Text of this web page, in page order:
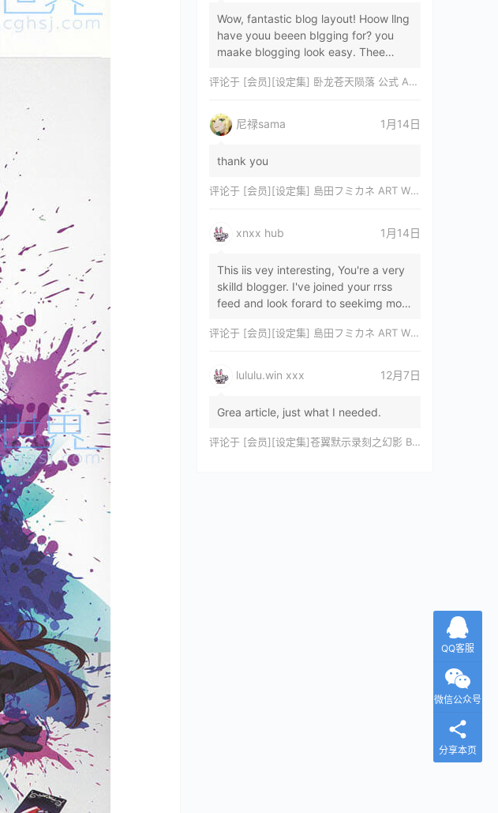
Wow, fantastic blog layout! Hoow llng
have youu beeen blgging for? you
maake blogging look easy. Thee
magnificent, let…
评论于 [会员][设定集] 卧龙苍天陨落 公式 ARTWORKS[DL]
尼禄sama 1月14日
thank you
评论于 [会员][设定集] 島田フミカネ ART WORKS EXTRA Luminous Witches[DL]
xnxx hub 1月14日
This iis vey interesting, You're a very
skilld blogger. I've joined your rrss
feed and look forard to seekimg mor
评论于 [会员][设定集] 島田フミカネ ART WORKS EXTRA Luminous Witches[DL]
lululu.win xxx 12月7日
Grea article, just what I needed.
评论于 [会员][设定集]苍翼默示录刻之幻影 BLAZBLUE CHRONOPHANTASMA 公式設定資料集II
QQ客服
微信公众号
分享本页